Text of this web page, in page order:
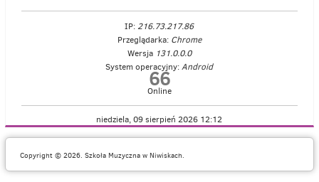
IP: 216.73.217.86
Przeglądarka: Chrome
Wersja 131.0.0.0
System operacyjny:Android
66
Online
niedziela, 09 sierpień 2026 12:12
Copyright © 2026. Szkoła Muzyczna w Niwiskach.